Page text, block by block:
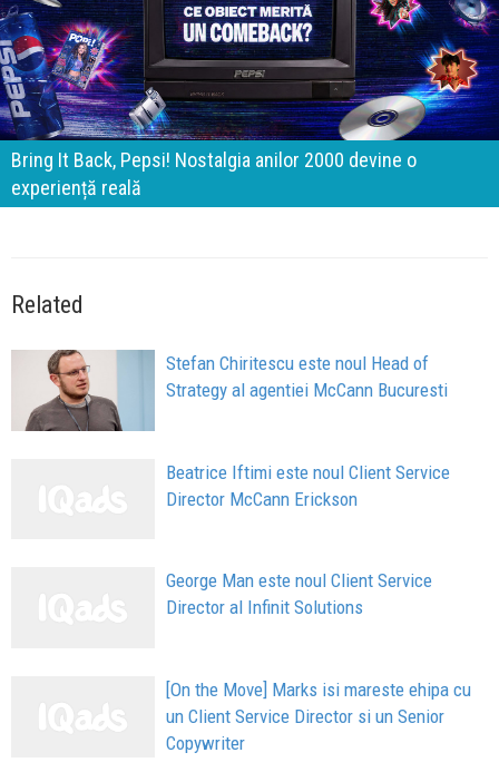
Brandurile nu mai concurează prin experiențe.
prin apartenență
Related
Stefan Chiritescu este noul Head of
Strategy al agentiei McCann Bucuresti
Beatrice Iftimi este noul Client Service
Director McCann Erickson
George Man este noul Client Service
Director al Infinit Solutions
[On the Move] Marks isi mareste ehipa cu
un Client Service Director si un Senior
Copywriter